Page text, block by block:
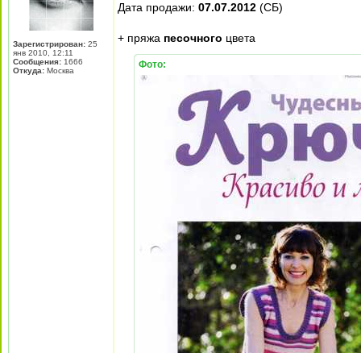
Зарегистрирован: 25
янв 2010, 12:11
Сообщения: 1666
Откуда: Москва
Дата продажи: 07.07.2012 (СБ)
+ пряжа песочного цвета
Фото: